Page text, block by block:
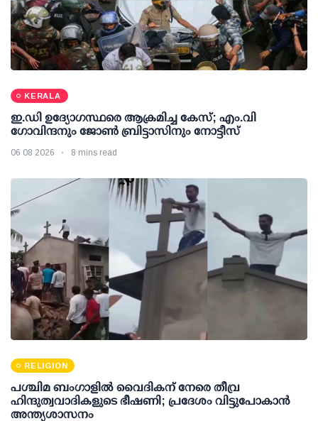
KERALA
ഇ.ഡി ഉദ്യോഗസ്ഥരെ ആക്രമിച്ച കേസ്; എം.വി
ഗോവിന്ദനും ജോണ്‍ ബ്രിട്ടാസിനും നോട്ടീസ്
06 08 2026 8 mins read
RELIGION
പശ്ചിമ ബംഗാളിൽ വൈദികന് നേരെ തീവ്ര
ഹിന്ദുത്വവാദികളുടെ ഭീഷണി; പ്രദേശം വിട്ടുപോകാൻ
അന്ത്യശാസനം